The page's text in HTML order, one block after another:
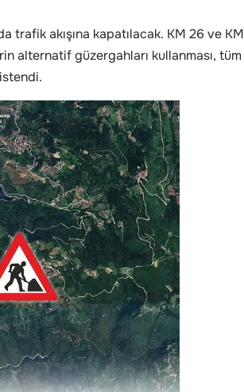
akışına kapatılacak. KM 26 ve KM
alternatif güzergahları kullanması, tüm